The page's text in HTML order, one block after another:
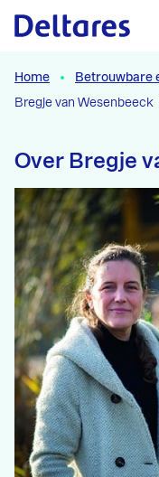
Naar hoofdcontent
Home Betrouwbare
Bregje van Wesenbeeck
Over Bregje